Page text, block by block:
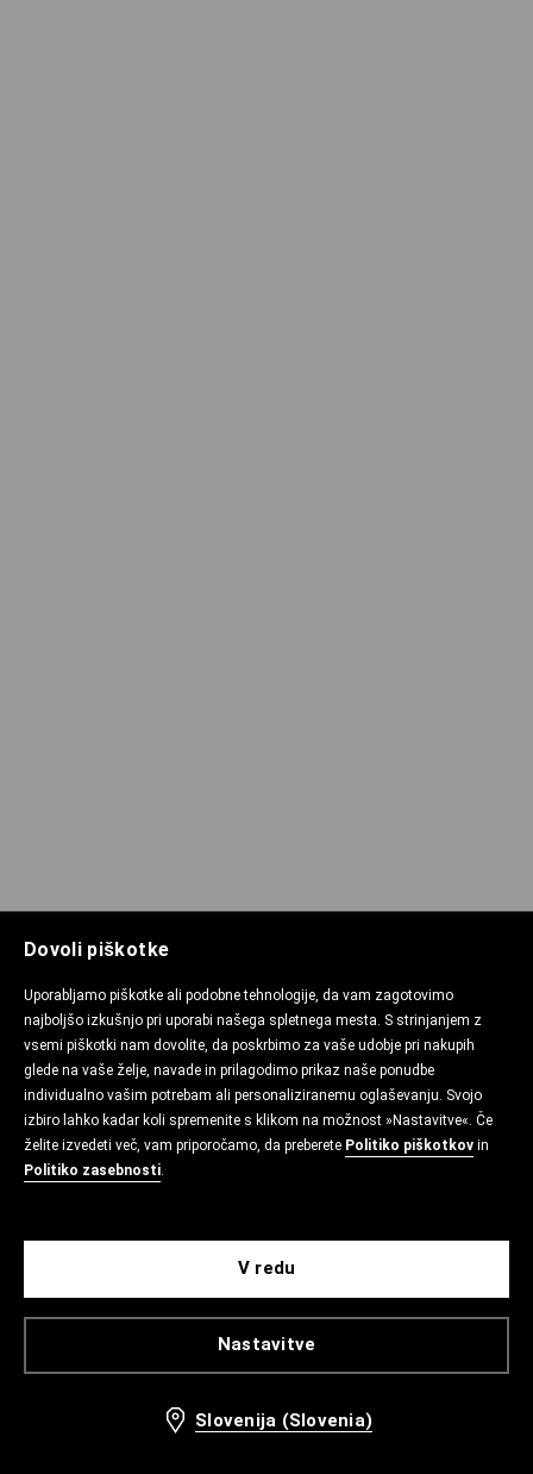
Dovoli piškotke
Uporabljamo piškotke ali podobne tehnologije, da vam zagotovimo
najboljšo izkušnjo pri uporabi našega spletnega mesta. S strinjanjem z
vsemi piškotki nam dovolite, da poskrbimo za vaše udobje pri nakupih
glede na vaše želje, navade in prilagodimo prikaz naše ponudbe
individualno vašim potrebam ali personaliziranemu oglaševanju. Svojo
izbiro lahko kadar koli spremenite s klikom na možnost »Nastavitve«. Če
želite izvedeti več, vam priporočamo, da preberete Politiko piškotkov in
Politiko zasebnosti.
Nastavitve
V redu
Slovenija (Slovenia)